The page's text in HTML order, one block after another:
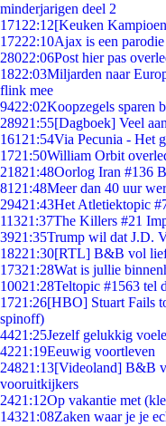
minderjarigen deel 2
171 22:12[Keuken
17222:10Ajax is een
28022:06Post hier pas
1822:03Miljarden naar
flink mee
9422:02Koopzegels sparen
28921:55[Dagboek] Veel
161 21:54Via Pecunia - Het
1721:50William Orbit
21821:48Oorlog Iran #136
81 21:48Meer dan 40 uur
29421:43Het Atletiektopic
11321:37The Killers #21
3921:35Trump wil dat J.D.
18221:30[RTL] B&B vol
17321:28Wat is jullie
10021:28Teltopic #1563 tel
1721:26[HBO] Stuart Fails
spinoff)
4421:25Jezelf gelukkig
4221:19Eeuwig voortleven
24821:13[Videoland] B&B
vooruitkijkers
2421:12Op vakantie met
14321:08Zaken waar je je